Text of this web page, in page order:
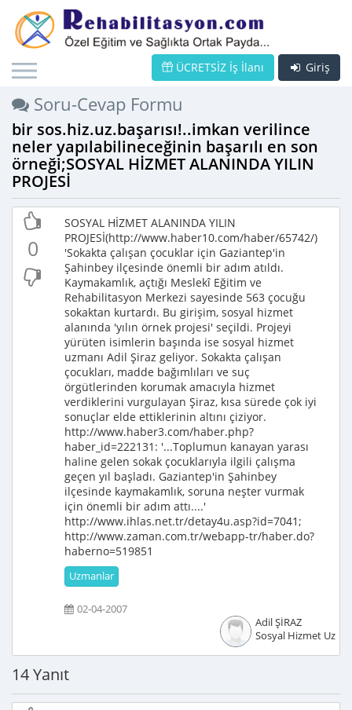
Giriş
ÜCRETSİZ İş İlanı
Soru-Cevap Formu
bir sos.hiz.uz.başarısı!..imkan verilince
neler yapılabilineceğinin başarılı en son
örneği;SOSYAL HİZMET ALANINDA YILIN
PROJESİ
0
SOSYAL HİZMET ALANINDA YILIN
PROJESİ(http://www.haber10.com/haber/65742/)
'Sokakta çalışan çocuklar için Gaziantep'in
Şahinbey ilçesinde önemli bir adım atıldı.
Kaymakamlık, açtığı Meslekî Eğitim ve
Rehabilitasyon Merkezi sayesinde 563 çocuğu
sokaktan kurtardı. Bu girişim, sosyal hizmet
alanında 'yılın örnek projesi' seçildi. Projeyi
yürüten isimlerin başında ise sosyal hizmet
uzmanı Adil Şiraz geliyor. Sokakta çalışan
çocukları, madde bağımlıları ve suç
örgütlerinden korumak amacıyla hizmet
verdiklerini vurgulayan Şiraz, kısa sürede çok iyi
sonuçlar elde ettiklerinin altını çiziyor.
http://www.haber3.com/haber.php?
haber_id=222131: '...Toplumun kanayan yarası
haline gelen sokak çocuklarıyla ilgili çalışma
geçen yıl başladı. Gaziantep'in Şahinbey
ilçesinde kaymakamlık, soruna neşter vurmak
için önemli bir adım attı....'
http://www.ihlas.net.tr/detay4u.asp?id=7041;
http://www.zaman.com.tr/webapp-tr/haber.do?
haberno=519851
Uzmanlar
02-04-2007
Adil ŞİRAZ
Sosyal Hizmet
14 Yanıt